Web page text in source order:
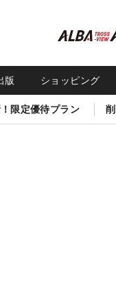
版 ショッピング
限定優待プラン